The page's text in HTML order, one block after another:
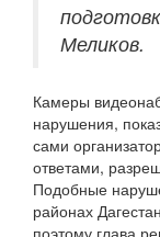
Меликов.
Камеры
нарушения,
сами
ответами,
Подобные
районах
поэтому глава